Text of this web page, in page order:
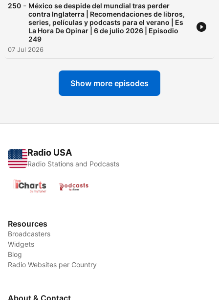
250 - México se despide del mundial tras perder
contra Inglaterra | Recomendaciones de libros,
series, películas y podcasts para el verano | Es
La Hora De Opinar | 6 de julio 2026 | Episodio
249
07 Jul 2026
Show more episodes
Radio USA
Radio Stations and Podcasts
Resources
Broadcasters
Widgets
Blog
Radio Websites per Country